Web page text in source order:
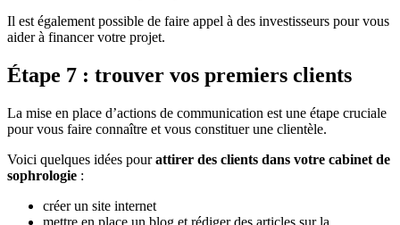
Il est également possible de faire appel à des investisseurs pour vous
aider à financer votre projet.
Étape 7 : trouver vos premiers clients
La mise en place d’actions de communication est une étape cruciale
pour vous faire connaître et vous constituer une clientèle.
Voici quelques idées pourattirer des clients dans votre cabinet de
sophrologie :
créer un site internet
mettre en place un blog et rédiger des articles sur la